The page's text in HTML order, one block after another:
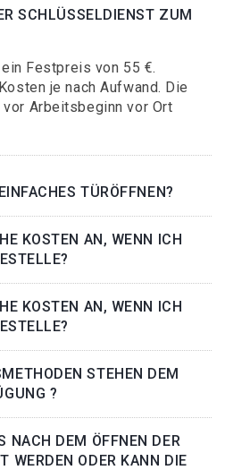
SCHLÜSSELDIENST ZUM
Festpreis von 55 €.
je nach Aufwand. Die
Arbeitsbeginn vor Ort
TÜRÖFFNEN?
KOSTEN AN, WENN ICH
KOSTEN AN, WENN ICH
STEHEN DEM
?
NACH DEM ÖFFNEN DER
WERDEN ODER KANN DIE